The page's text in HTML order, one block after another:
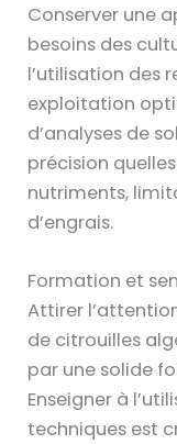
Conserver une
besoins des
l’utilisation des
exploitation
d’analyses de
précision
nutriments,
d’engrais.
Formation et
Attirer
de citrouilles
par une solide
Enseigner à
techniques est